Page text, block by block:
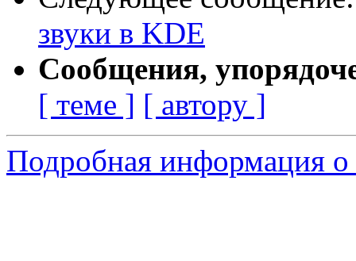
звуки в KDE
Сообщения,
[ теме ] [ автору ]
Подробная информация о